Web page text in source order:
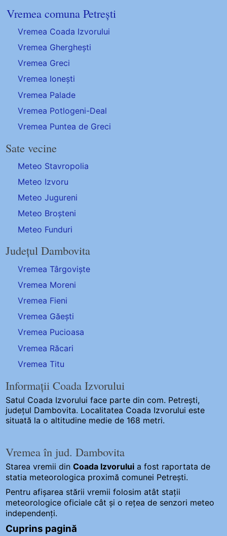
Vremea comuna Petrești
Vremea Coada Izvorului
Vremea Gherghești
Vremea Greci
Vremea Ionești
Vremea Palade
Vremea Potlogeni-Deal
Vremea Puntea de Greci
Sate vecine
Meteo Stavropolia
Meteo Izvoru
Meteo Jugureni
Meteo Broșteni
Meteo Funduri
Județul Dambovita
Vremea Târgoviște
Vremea Moreni
Vremea Fieni
Vremea Găești
Vremea Pucioasa
Vremea Răcari
Vremea Titu
Informații Coada Izvorului
Satul Coada Izvorului face parte din com. Petrești,
județul Dambovita. Localitatea Coada Izvorului este
situată la o altitudine medie de 168 metri.
Vremea în jud. Dambovita
Starea vremii dinCoada Izvorului a fost raportata de
statia meteorologica proximă comunei Petrești.
Pentru afișarea stării vremii folosim atât stații
meteorologice oficiale cât și o rețea de senzori meteo
independenți.
Cuprins pagină